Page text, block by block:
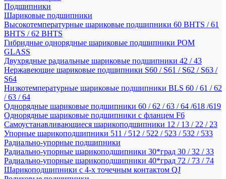
Подшипники
Шариковые подшипники
Высокотемпературные шариковые подшипники 60 BHTS / 61
BHTS / 62 BHTS
Гибридные однорядные шариковые подшипники POM
GLASS
Двухрядные радиальные шариковые подшипники 42 / 43
Нержавеющие шариковые подшипники S60 / S61 / S62 / S63 /
S64
Низкотемпературные шариковые подшипники BLS 60 / 61 / 62
/ 63 / 64
Однорядные шариковые подшипники 60 / 62 / 63 / 64 /618 /619
Однорядные шариковые подшипники с фланцем F6
Самоустанавливающиеся шарикоподшипники 12 / 13 / 22 / 23
Упорные шарикоподшипники 511 / 512 / 522 / 523 / 532 / 533
Радиально-упорные подшипники
Радиально-упорные шарикоподшипники 30*град 30 / 32 / 33
Радиально-упорные шарикоподшипники 40*град 72 / 73 / 74
Шарикоподшипники с 4-х точечным контактом QJ